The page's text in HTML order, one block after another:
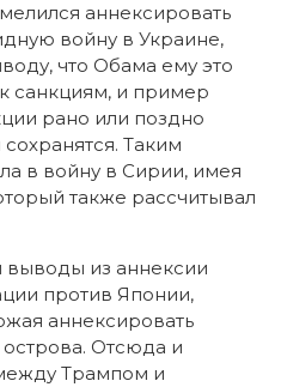
аннексировать
войну в Украине,
что Обама ему это
санкциям, и пример
рано или поздно
Таким
в войну в Сирии, имея
также рассчитывал
выводы из аннексии
против Японии,
аннексировать
Отсюда и
Трампом и